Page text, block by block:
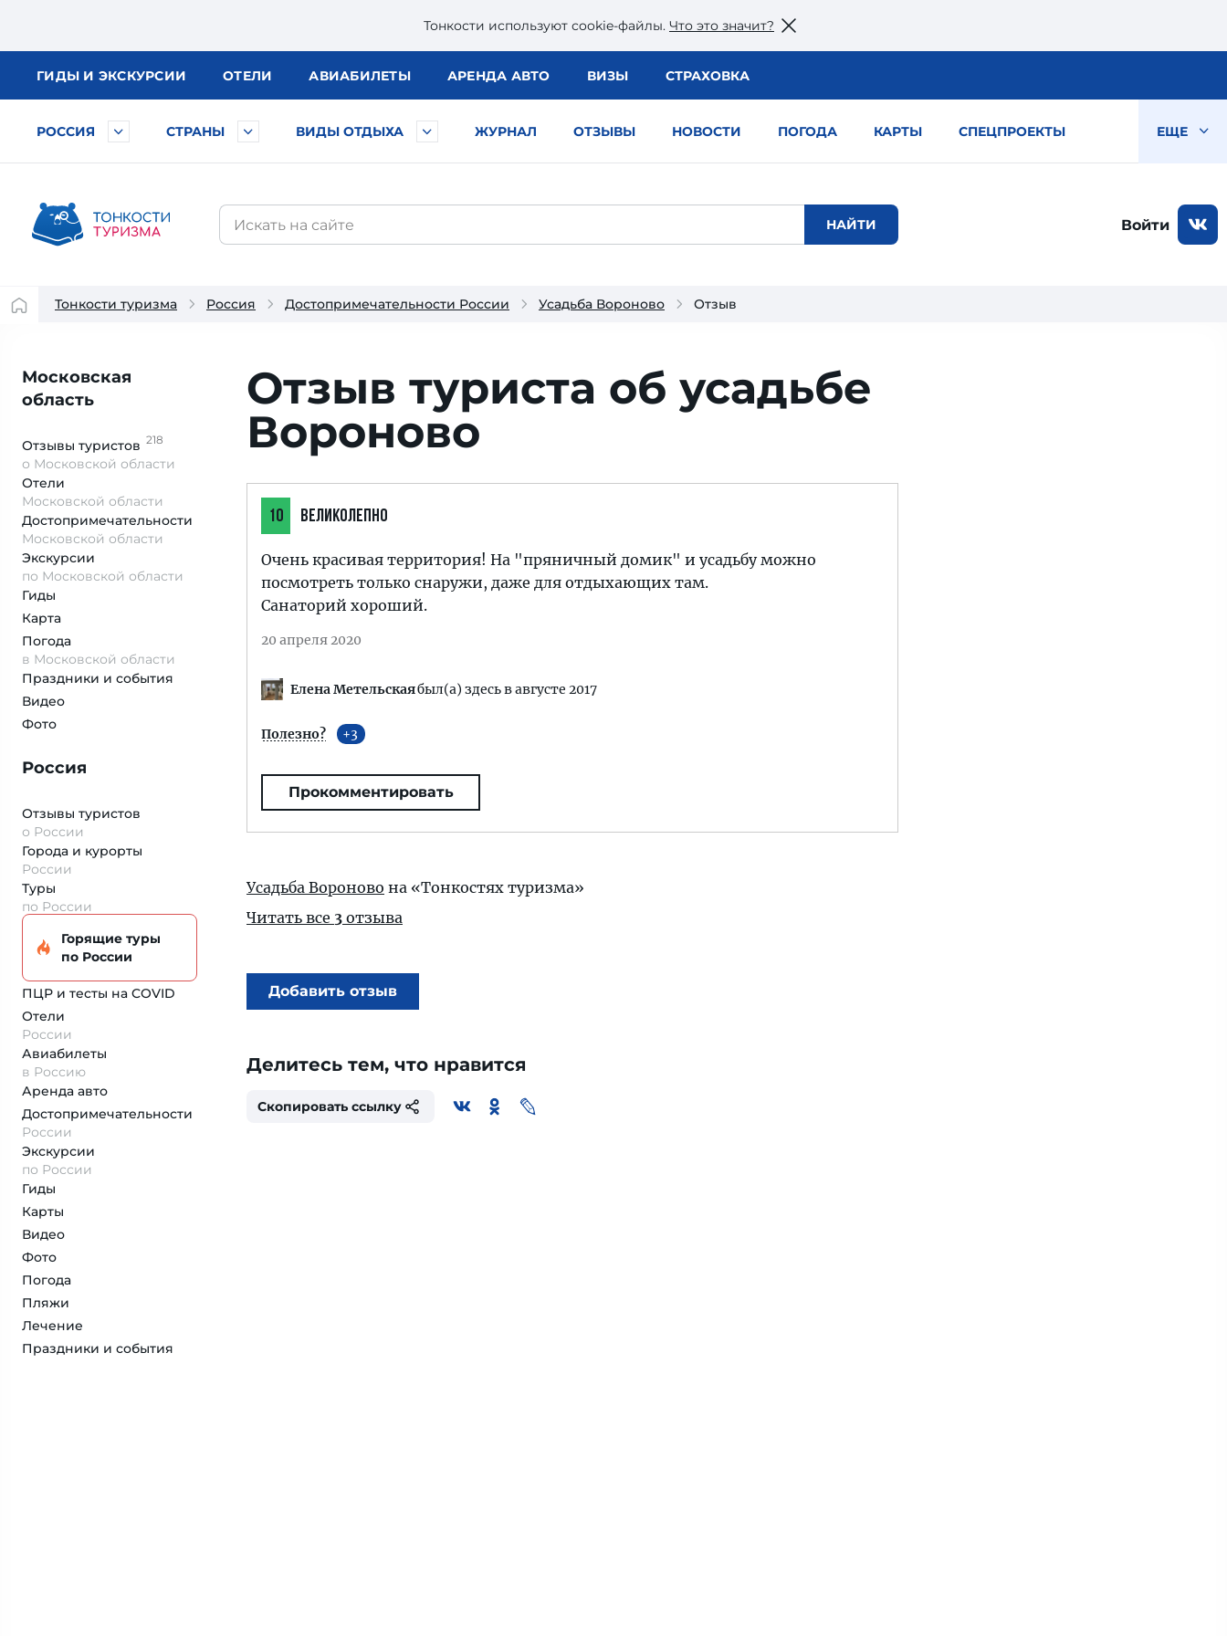
Тонкости используют сookie-файлы. Что это значит?
ГИДЫ И ЭКСКУРСИИ ОТЕЛИ АВИАБИЛЕТЫ АРЕНДА АВТО ВИЗЫ СТРАХОВКА
РОССИЯ СТРАНЫ ВИДЫ ОТДЫХА ЖУРНАЛ ОТЗЫВЫ НОВОСТИ ПОГОДА КАРТЫ СПЕЦПРОЕКТЫ ЕЩЕ
Войти
Тонкости туризма Россия Достопримечательности России Усадьба Вороново Отзыв
Московская
область
Отзывы туристов 218
о Московской области
Отели
Московской области
Достопримеча­тельности
Московской области
Экскурсии
по Московской области
Гиды
Карта
Погода
в Московской области
Праздники и события
Видео
Фото
Россия
Отзывы туристов
о России
Города и курорты
России
Туры
по России
Горящие туры
по России
ПЦР и тесты на COVID
Отели
России
Авиабилеты
в Россию
Аренда авто
Достопримеча­тельности
России
Экскурсии
по России
Гиды
Карты
Видео
Фото
Погода
Пляжи
Лечение
Праздники и события
Отзыв туриста об усадьбе
Вороново
10 ВЕЛИКОЛЕПНО
Очень красивая территория! На "пряничный домик" и усадьбу можно
посмотреть только снаружи, даже для отдыхающих там.
Санаторий хороший.
20 апреля 2020
Елена Метельскаябыл(а) здесь в августе 2017
Полезно? 3
Прокомментировать
Усадьба Вороново на «Тонкостях туризма»
Читать все 3 отзыва
Добавить отзыв
Делитесь тем, что нравится
Скопировать ссылку